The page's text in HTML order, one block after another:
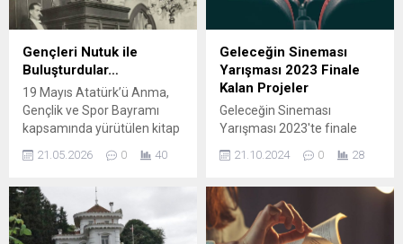
düzenlenen etkinlikte,
Gazeteci Tayfun Çavuşoğlu
imzalı kapsamlı bir
belgeselin galası yapılacak
ve Bursa Araştırmaları
Yarışması’nın ödülleri
sahiplerini bulacak. “Susmak
da Bir Eylemdir”...
Gençleri Nutuk ile
Buluşturdular…
19 Mayıs Atatürk’ü Anma,
Gençlik ve Spor Bayramı
kapsamında yürütülen kitap
tamamlandı. Eğitimde fırsat
çocukların kitaplarla
buluşmasını sağlamak
amacıyla gerçekleştirilen
21.05.2026 0 40
Geleceğin Sineması
Yarışması 2023 Finale
Kalan Projeler
Geleceğin Sineması
Yarışması 2023'te finale
açıları ve yaratıcı
Sinema tutkunlarını
heyecanlandıran bu projeleri
keşfedin ve geleceğin
21.10.2024 0 28